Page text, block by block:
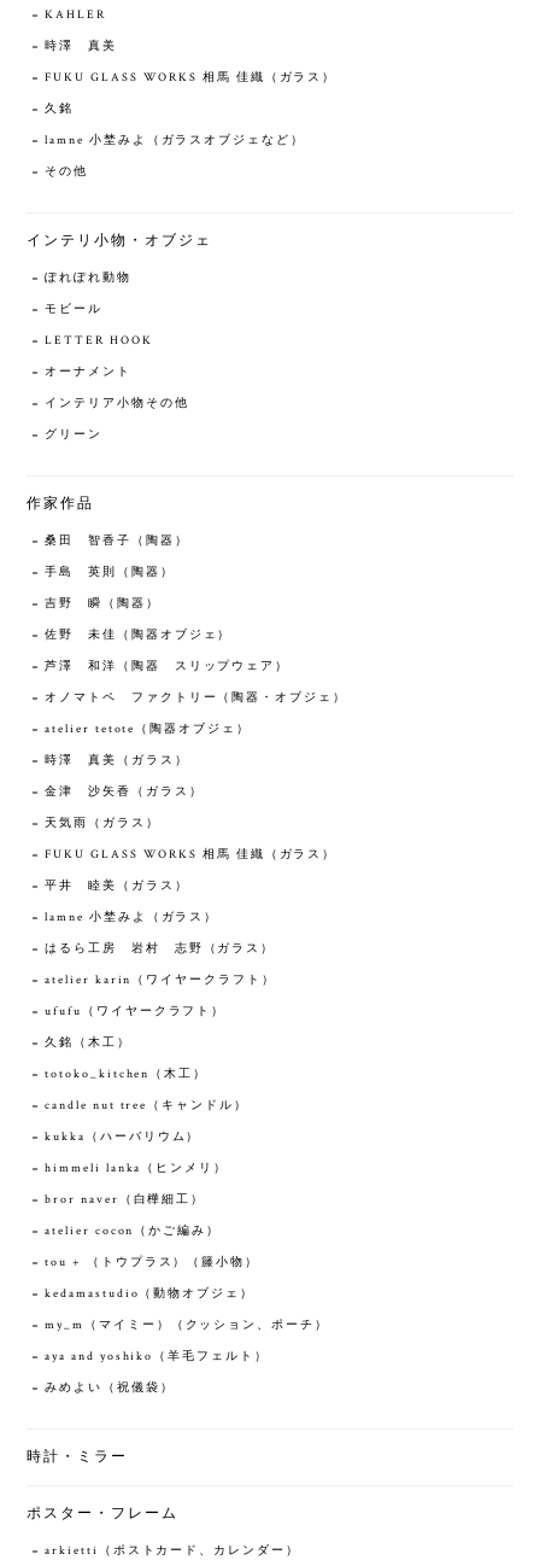
KAHLER
時澤 真美
FUKU GLASS WORKS 相馬 佳織（ガラス）
久銘
lamne 小埜みよ（ガラスオブジェなど）
その他
インテリ小物・オブジェ
ぽれぽれ動物
モビール
LETTER HOOK
オーナメント
インテリア小物その他
グリーン
作家作品
桑田 智香子（陶器）
手島 英則（陶器）
吉野 瞬（陶器）
佐野 未佳（陶器オブジェ）
芦澤 和洋（陶器 スリップウェア）
オノマトペ ファクトリー（陶器・オブジェ）
atelier tetote（陶器オブジェ）
時澤 真美（ガラス）
金津 沙矢香（ガラス）
天気雨（ガラス）
FUKU GLASS WORKS 相馬 佳織（ガラス）
平井 睦美（ガラス）
lamne 小埜みよ（ガラス）
はるら工房 岩村 志野（ガラス）
atelier karin（ワイヤークラフト）
ufufu（ワイヤークラフト）
久銘（木工）
totoko_kitchen（木工）
candle nut tree（キャンドル）
kukka（ハーバリウム）
himmeli lanka（ヒンメリ）
bror naver（白樺細工）
atelier cocon（かご編み）
tou + （トウプラス）（籐小物）
kedamastudio（動物オブジェ）
my_m（マイミー）（クッション、ポーチ）
aya and yoshiko（羊毛フェルト）
みめよい（祝儀袋）
時計・ミラー
ポスター・フレーム
arkietti（ポストカード、カレンダー）